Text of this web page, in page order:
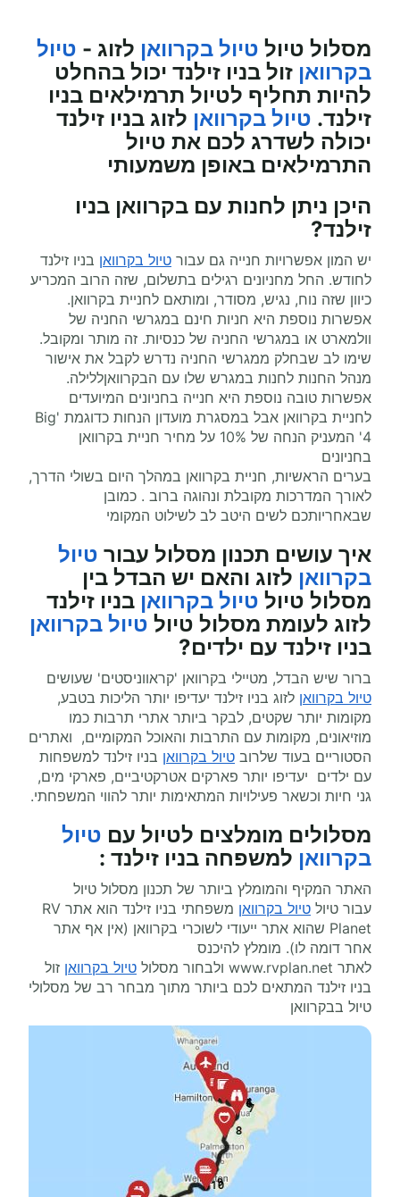
מסלול טיול טיול בקרוואן לזוג - טיול
בקרוואן זול בניו זילנד יכול בהחלט
להיות תחליף לטיול תרמילאים בניו
זילנד. טיול בקרוואן לזוג בניו זילנד
יכולה לשדרג לכם את טיול
התרמילאים באופן משמעותי
היכן ניתן לחנות עם בקרוואן בניו
זילנד?
יש המון אפשרויות חנייה גם עבור טיול בקרוואן בניו זילנד
לחודש. החל מחניונים רגילים בתשלום, שזה הרוב המכריע
כיוון שזה נוח, נגיש, מסודר, ומותאם לחניית בקרוואן.
אפשרות נוספת היא חניות חינם במגרשי החניה של
וולמארט או במגרשי החניה של כנסיות. זה מותר ומקובל.
שימו לב שבחלק ממגרשי החניה נדרש לקבל את אישור
מנהל החנות לחנות במגרש שלו עם הבקרוואןללילה.
אפשרות טובה נוספת היא חנייה בחניונים המיועדים
לחניית בקרוואן אבל במסגרת מועדון הנחות כדוגמת 'Big
4' המעניק הנחה של 10% על מחיר חניית בקרוואן
בחניונים
בערים הראשיות, חניית בקרוואן במהלך היום בשולי הדרך,
לאורך המדרכות מקובלת ונהוגה ברוב . כמובן
שבאחריותכם לשים היטב לב לשילוט המקומי
איך עושים תכנון מסלול עבור טיול
בקרוואן לזוג והאם יש הבדל בין
מסלול טיול טיול בקרוואן בניו זילנד
לזוג לעומת מסלול טיול טיול בקרוואן
בניו זילנד עם ילדים?
ברור שיש הבדל, מטיילי בקרוואן 'קראווניסטים' שעושים
טיול בקרוואן לזוג בניו זילנד יעדיפו יותר הליכות בטבע,
מקומות יותר שקטים, לבקר ביותר אתרי תרבות כמו
מוזיאונים, מקומות עם התרבות והאוכל המקומיים, ואתרים
הסטוריים בעוד שלרוב טיול בקרוואן בניו זילנד למשפחות
עם ילדים יעדיפו יותר פארקים אטרקטיביים, פארקי מים,
גני חיות וכשאר פעילויות המתאימות יותר להווי המשפחתי.
מסלולים מומלצים לטיול עם טיול
בקרוואן למשפחה בניו זילנד :
האתר המקיף והמומלץ ביותר של תכנון מסלול טיול
עבור טיול טיול בקרוואן משפחתי בניו זילנד הוא אתר RV
Planet שהוא אתר ייעודי לשוכרי בקרוואן (אין אף אתר
אחר דומה לו). מומלץ להיכנס
לאתר www.rvplan.net ולבחור מסלול טיול בקרוואן זול
בניו זילנד המתאים לכם ביותר מתוך מבחר רב של מסלולי
טיול בבקרוואן